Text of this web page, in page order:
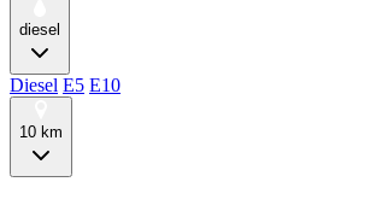
diesel
Diesel E5 E10
10 km